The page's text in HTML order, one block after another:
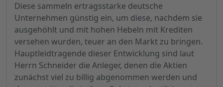
Diese sammeln ertragsstarke deutsche
Unternehmen günstig ein, um diese, nachdem sie
ausgehöhlt und mit hohen Hebeln mit Krediten
versehen wurden, teuer an den Markt zu bringen.
Hauptleidtragende dieser Entwicklung sind laut
Herrn Schneider die Anleger, denen die Aktien
zunächst viel zu billig abgenommen werden und